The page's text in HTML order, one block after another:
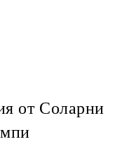
от Соларни